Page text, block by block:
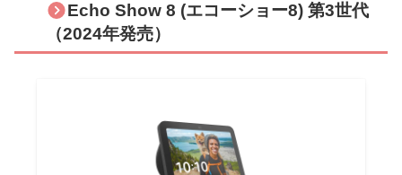
Echo Show 8 (エコーショー8) 第3世代
（2024年発売）